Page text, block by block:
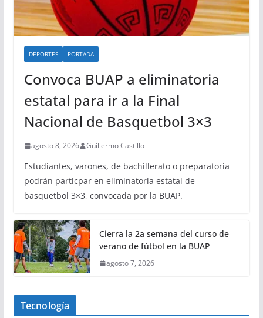
DEPORTES PORTADA
Convoca BUAP a eliminatoria
estatal para ir a la Final
Nacional de Basquetbol 3×3
agosto 8, 2026 Guillermo Castillo
Estudiantes, varones, de bachillerato o preparatoria
podrán particpar en eliminatoria estatal de
basquetbol 3×3, convocada por la BUAP.
Cierra la 2a semana del curso de
verano de fútbol en la BUAP
agosto 7, 2026
Tecnología